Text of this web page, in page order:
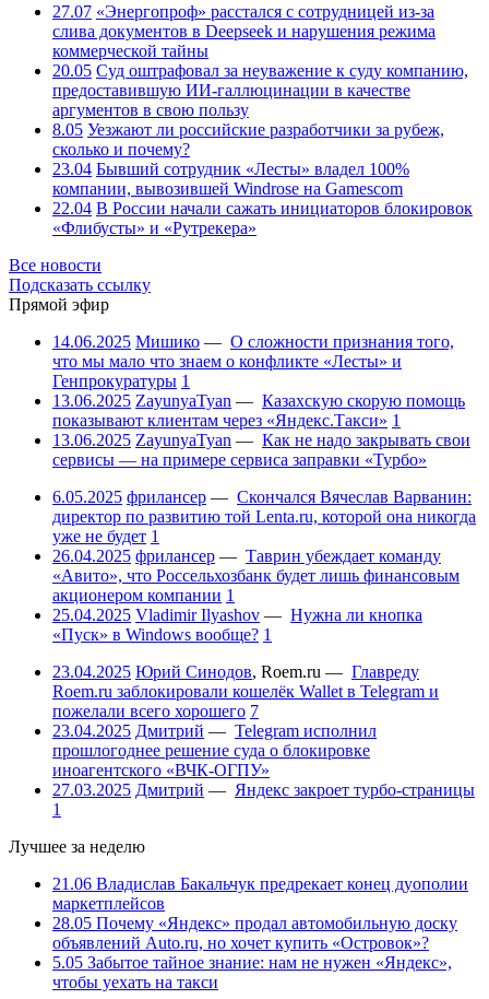
27.07 «Энергопроф» расстался с сотрудницей из-за
слива документов в Deepseek и нарушения режима
коммерческой тайны
20.05 Суд оштрафовал за неуважение к суду компанию,
предоставившую ИИ-галлюцинации в качестве
аргументов в свою пользу
8.05 Уезжают ли российские разработчики за рубеж,
сколько и почему?
23.04 Бывший сотрудник «Лесты» владел 100%
компании, вывозившей Windrose на Gamescom
22.04 В России начали сажать инициаторов блокировок
«Флибусты» и «Рутрекера»
Все новости
Подсказать ссылку
Прямой эфир
14.06.2025 Мишико — О сложности признания того,
что мы мало что знаем о конфликте «Лесты» и
Генпрокуратуры 1
13.06.2025 ZayunyaTyan — Казахскую скорую помощь
показывают клиентам через «Яндекс.Такси» 1
13.06.2025 ZayunyaTyan — Как не надо закрывать свои
сервисы — на примере сервиса заправки «Турбо»
6.05.2025 фрилансер — Скончался Вячеслав Варванин:
директор по развитию той Lenta.ru, которой она никогда
уже не будет 1
26.04.2025 фрилансер — Таврин убеждает команду
«Авито», что Россельхозбанк будет лишь финансовым
акционером компании 1
25.04.2025 Vladimir Ilyashov — Нужна ли кнопка
«Пуск» в Windows вообще? 1
23.04.2025 Юрий Синодов, Roem.ru — Главреду
Roem.ru заблокировали кошелёк Wallet в Telegram и
пожелали всего хорошего 7
23.04.2025 Дмитрий — Telegram исполнил
прошлогоднее решение суда о блокировке
иноагентского «ВЧК-ОГПУ»
27.03.2025 Дмитрий — Яндекс закроет турбо-страницы
1
Лучшее за неделю
21.06 Владислав Бакальчук предрекает конец дуополии
маркетплейсов
28.05 Почему «Яндекс» продал автомобильную доску
объявлений Auto.ru, но хочет купить «Островок»?
5.05 Забытое тайное знание: нам не нужен «Яндекс»,
чтобы уехать на такси